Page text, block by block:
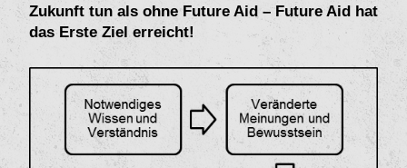
Zukunft tun als ohne Future Aid – Future Aid hat
das Erste Ziel erreicht!